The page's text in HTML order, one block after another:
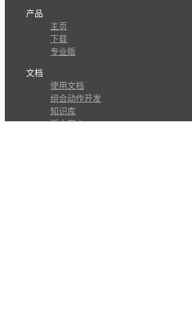
产品
主页
下载
专业版
文档
使用文档
组合动作开发
知识库